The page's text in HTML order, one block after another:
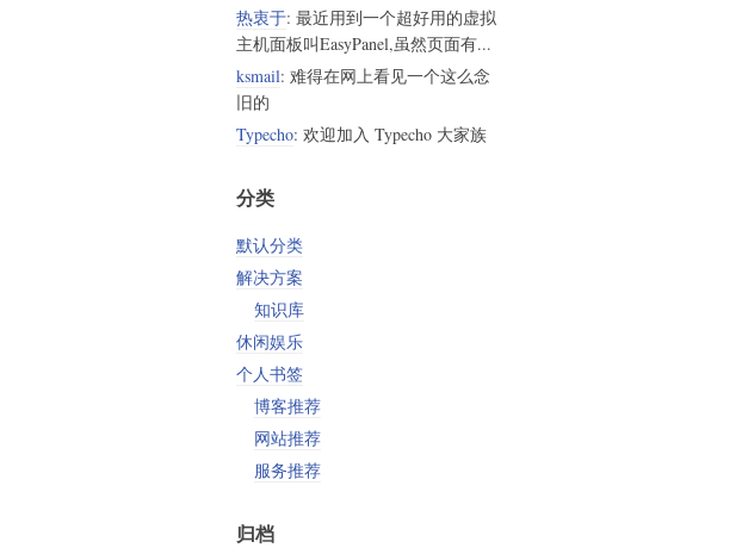
热衷于: 最近用到一个超好用的虚拟
主机面板叫EasyPanel,虽然页面有...
ksmail: 难得在网上看见一个这么念
旧的
Typecho: 欢迎加入 Typecho 大家族
分类
默认分类
解决方案
知识库
休闲娱乐
个人书签
博客推荐
网站推荐
服务推荐
归档